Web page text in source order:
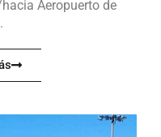
Aeropuerto de